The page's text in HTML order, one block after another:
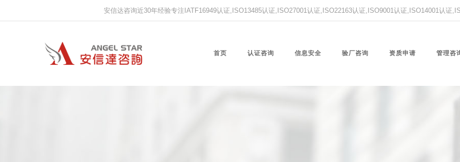
安信达咨询近30年经验专注IATF16949认证,ISO13485认证,ISO27001认证,ISO22163认证,ISO9001认证,ISO14001认证
首页 认证咨询 信息安全 验厂咨询 资质申请 管理咨